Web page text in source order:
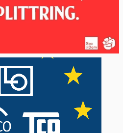
prövas i det första
Den asylsökande
”obligatorisk
delen i
och migrationsförslag
omfördelning av